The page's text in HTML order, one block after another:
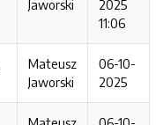
Jaworski
2025
11:06
Mateusz
Jaworski
06-10-
2025